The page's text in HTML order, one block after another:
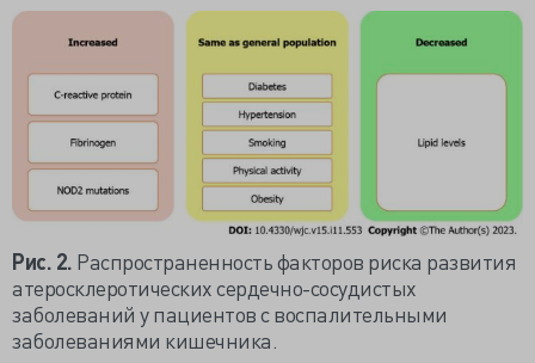
Рис. 2. Распространенность факторов риска развития
атеросклеротических сердечно-сосудистых
заболеваний у пациентов с воспалительными
заболеваниями кишечника.